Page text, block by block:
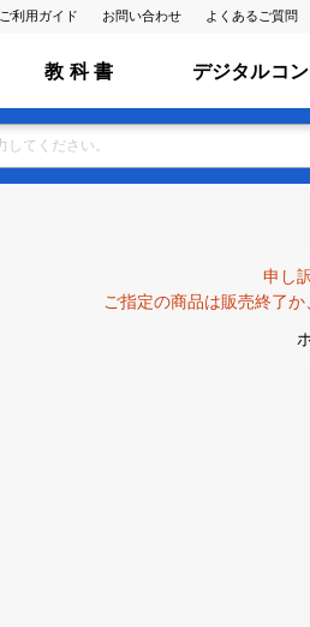
ご利用ガイド お問い合わせ よくあるご質問
教 科 書 デジタルコ
申し
ご指定の商品は販売終了